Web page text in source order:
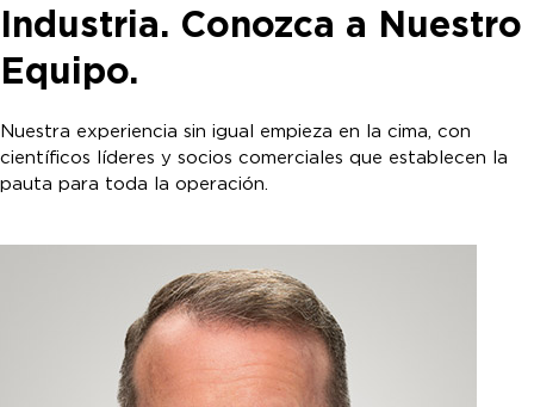
Industria. Conozca a Nuestro
Equipo.
Nuestra experiencia sin igual empieza en la cima, con
científicos líderes y socios comerciales que establecen la
pauta para toda la operación.